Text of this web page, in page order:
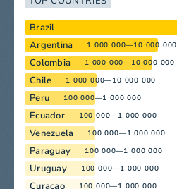
Brazil
Argentina 1 000 000—10 000 000
Colombia 1 000 000—10 000 000
Chile 1 000 000—10 000 000
Peru 100 000—1 000 000
Ecuador 100 000—1 000 000
Venezuela 100 000—1 000 000
Paraguay 100 000—1 000 000
Uruguay 100 000—1 000 000
Curaçao 100 000—1 000 000